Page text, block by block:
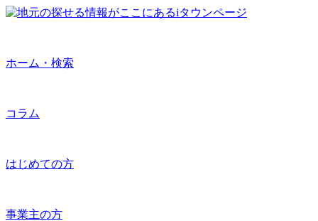
ホーム・検索
コラム
はじめての方
事業主の方